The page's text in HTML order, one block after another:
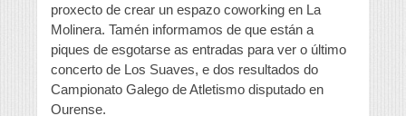
proxecto de crear un espazo coworking en La
Molinera. Tamén informamos de que están a
piques de esgotarse as entradas para ver o último
concerto de Los Suaves, e dos resultados do
Campionato Galego de Atletismo disputado en
Ourense.